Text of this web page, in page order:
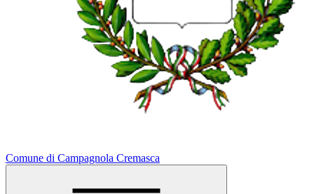
Comune di Campagnola Cremasca